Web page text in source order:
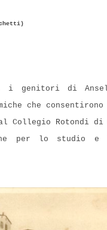
i genitori di
che
Rotondi di
per lo studio